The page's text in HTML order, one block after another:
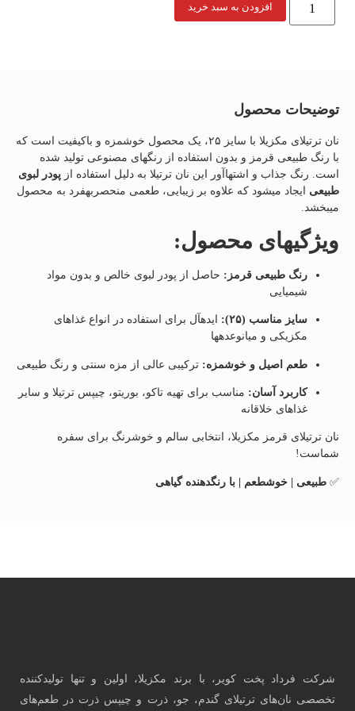
افزودن به سبد خرید
توضیحات محصول
نان ترتیلای مکزیلا با سایز ۲۵، یک محصول خوشمزه و باکیفیت است که
با رنگ طبیعی قرمز و بدون استفاده از رنگهای مصنوعی تولید شده
است. رنگ جذاب و اشتهاآور این نان ترتیلا به دلیل استفاده از پودر لبوی
طبیعی ایجاد میشود که علاوه بر زیبایی، طعمی منحصربهفرد به محصول
میبخشد.
ویژگیهای محصول:
رنگ طبیعی قرمز: حاصل از پودر لبوی خالص و بدون مواد
شیمیایی
سایز مناسب (۲۵):
ایدهآل برای استفاده در انواع غذاهای
مکزیکی و میانوعدهها
طعم اصیل و خوشمزه: ترکیبی عالی از مزه سنتی و رنگ طبیعی
کاربرد آسان: مناسب برای تهیه تاکو، بوریتو، چیپس ترتیلا و سایر
غذاهای خلاقانه
نان ترتیلای قرمز مکزیلا، انتخابی سالم و خوشرنگ برای سفره
شماست!
✅ طبیعی | خوشطعم | با رنگدهنده گیاهی
شرکت فرداد پخت کویر، با برند مکزیلا، اولین و تنها تولیدکننده
تخصصی نان‌های ترتیلای گندم، جو، ذرت و چیپس ذرت در طعم‌های